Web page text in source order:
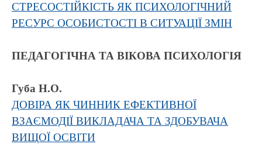
СТРЕСОСТІЙКІСТЬ ЯК ПСИХОЛОГІЧНИЙ
РЕСУРС ОСОБИСТОСТІ В СИТУАЦІЇ ЗМІН
ПЕДАГОГІЧНА ТА ВІКОВА ПСИХОЛОГІЯ
Губа Н.О.
ДОВІРА ЯК ЧИННИК ЕФЕКТИВНОЇ
ВЗАЄМОДІЇ ВИКЛАДАЧА ТА ЗДОБУВАЧА
ВИЩОЇ ОСВІТИ